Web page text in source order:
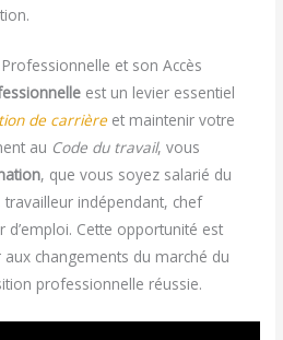
et son Accès
est un levier essentiel
de carrièreet maintenir votre
au Code du travail, vous
, que vous soyez salarié du
indépendant, chef
d’emploi. Cette opportunité est
changements du marché du
professionnelle réussie.